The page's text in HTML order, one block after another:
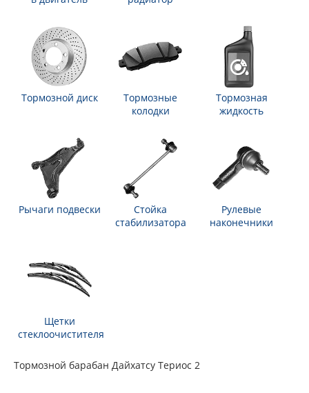
Тормозной диск
Тормозные
колодки
Тормозная
жидкость
Рычаги подвески
Стойка
стабилизатора
Рулевые
наконечники
Щетки
стеклоочистителя
Тормозной барабан Дайхатсу Териос 2